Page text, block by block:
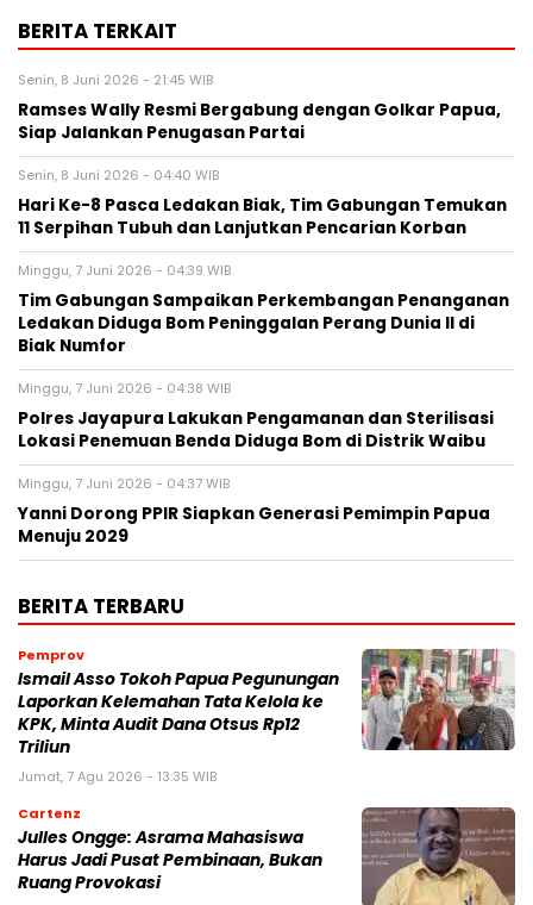
BERITA TERKAIT
Senin, 8 Juni 2026 - 21:45 WIB
Ramses Wally Resmi Bergabung dengan Golkar Papua,
Siap Jalankan Penugasan Partai
Senin, 8 Juni 2026 - 04:40 WIB
Hari Ke-8 Pasca Ledakan Biak, Tim Gabungan Temukan
11 Serpihan Tubuh dan Lanjutkan Pencarian Korban
Minggu, 7 Juni 2026 - 04:39 WIB
Tim Gabungan Sampaikan Perkembangan Penanganan
Ledakan Diduga Bom Peninggalan Perang Dunia II di
Biak Numfor
Minggu, 7 Juni 2026 - 04:38 WIB
Polres Jayapura Lakukan Pengamanan dan Sterilisasi
Lokasi Penemuan Benda Diduga Bom di Distrik Waibu
Minggu, 7 Juni 2026 - 04:37 WIB
Yanni Dorong PPIR Siapkan Generasi Pemimpin Papua
Menuju 2029
BERITA TERBARU
Pemprov
Ismail Asso Tokoh Papua Pegunungan
Laporkan Kelemahan Tata Kelola ke
KPK, Minta Audit Dana Otsus Rp12
Triliun
Jumat, 7 Agu 2026 - 13:35 WIB
Cartenz
Julles Ongge: Asrama Mahasiswa
Harus Jadi Pusat Pembinaan, Bukan
Ruang Provokasi